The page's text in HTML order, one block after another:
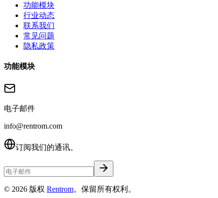
功能模块
行业动态
联系我们
常见问题
隐私政策
功能模块
电子邮件
info@rentrom.com
订阅我们的通讯。
© 2026 版权 Rentrom。保留所有权利。